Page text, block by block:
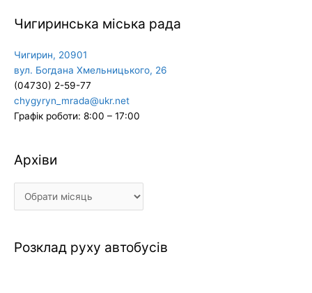
Чигиринська міська рада
Чигирин, 20901
вул. Богдана Хмельницького, 26
(04730) 2-59-77
chygyryn_mrada@ukr.net
Графік роботи: 8:00 – 17:00
Архіви
Архіви
Розклад руху автобусів